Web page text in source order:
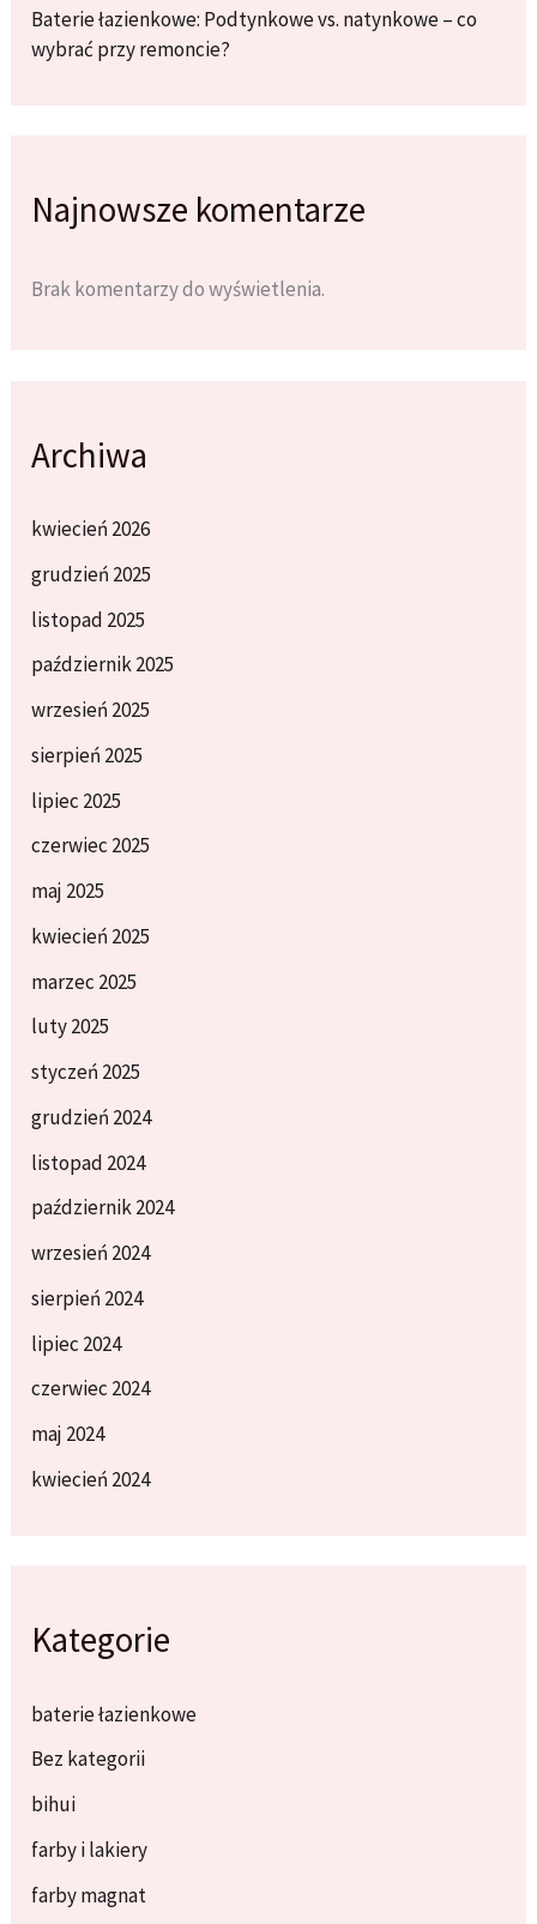
Baterie łazienkowe: Podtynkowe vs. natynkowe – co
wybrać przy remoncie?
Najnowsze komentarze
Brak komentarzy do wyświetlenia.
Archiwa
kwiecień 2026
grudzień 2025
listopad 2025
październik 2025
wrzesień 2025
sierpień 2025
lipiec 2025
czerwiec 2025
maj 2025
kwiecień 2025
marzec 2025
luty 2025
styczeń 2025
grudzień 2024
listopad 2024
październik 2024
wrzesień 2024
sierpień 2024
lipiec 2024
czerwiec 2024
maj 2024
kwiecień 2024
Kategorie
baterie łazienkowe
Bez kategorii
bihui
farby i lakiery
farby magnat